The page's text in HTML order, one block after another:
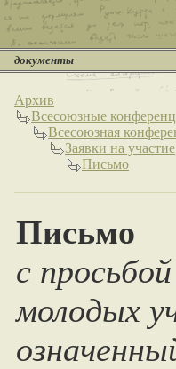
документы
Архив
Всесоюзные
Всесоюзная
Заявки на участие
Письмо
Письмо
с
молодых